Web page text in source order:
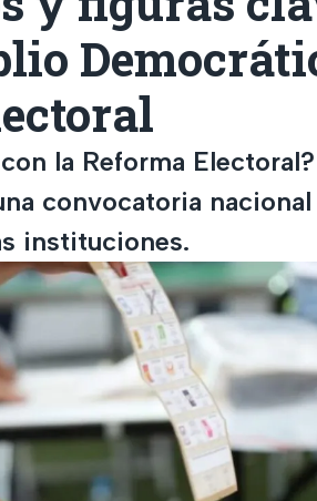
la Reforma
convocatoria
instituciones.